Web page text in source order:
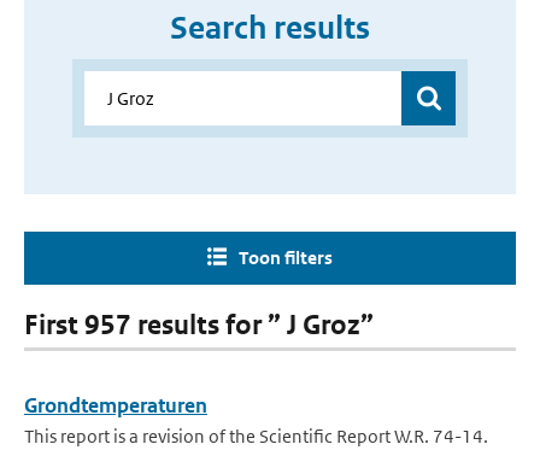
Search results
Toon filters
First 957 results for ” J Groz”
Grondtemperaturen
This report is a revision of the Scientific Report W.R. 74-14.